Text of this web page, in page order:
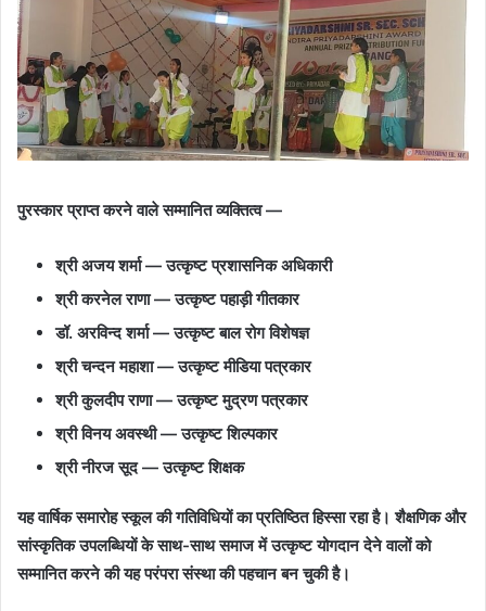
पुरस्कार प्राप्त करने वाले सम्मानित व्यक्तित्व —
श्री अजय शर्मा — उत्कृष्ट प्रशासनिक अधिकारी
श्री करनेल राणा — उत्कृष्ट पहाड़ी गीतकार
डॉ. अरविन्द शर्मा — उत्कृष्ट बाल रोग विशेषज्ञ
श्री चन्दन महाशा — उत्कृष्ट मीडिया पत्रकार
श्री कुलदीप राणा — उत्कृष्ट मुद्रण पत्रकार
श्री विनय अवस्थी — उत्कृष्ट शिल्पकार
श्री नीरज सूद — उत्कृष्ट शिक्षक
यह वार्षिक समारोह स्कूल की गतिविधियों का प्रतिष्ठित हिस्सा रहा है। शैक्षणिक और
सांस्कृतिक उपलब्धियों के साथ-साथ समाज में उत्कृष्ट योगदान देने वालों को
सम्मानित करने की यह परंपरा संस्था की पहचान बन चुकी है।